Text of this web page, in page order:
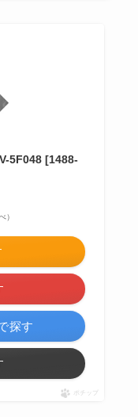
5F048 [1488-
）
探す
ポチップ